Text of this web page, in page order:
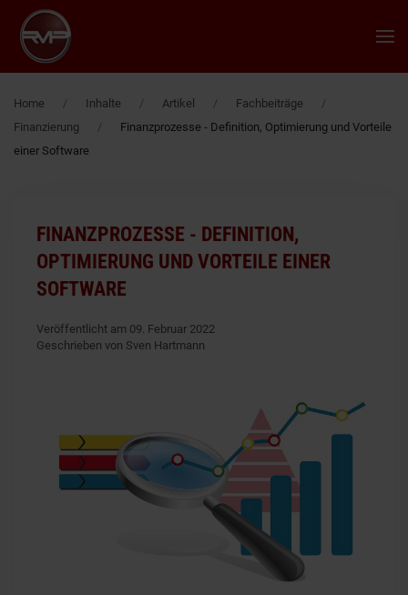
Zum Hauptinhalt springen
Home Inhalte Artikel
Fachbeiträge
Finanzierung
Finanzprozesse - Definition, Optimierung und Vorteile
einer Software
FINANZPROZESSE - DEFINITION,
OPTIMIERUNG UND VORTEILE EINER
SOFTWARE
Veröffentlicht am 09. Februar 2022
Geschrieben von Sven Hartmann